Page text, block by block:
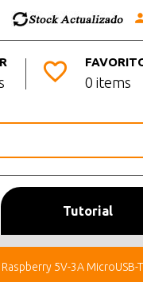
0 items
Tutorial
5V-3A